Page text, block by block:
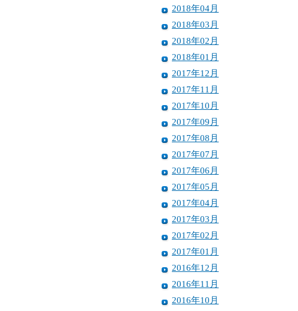
2018年04月
2018年03月
2018年02月
2018年01月
2017年12月
2017年11月
2017年10月
2017年09月
2017年08月
2017年07月
2017年06月
2017年05月
2017年04月
2017年03月
2017年02月
2017年01月
2016年12月
2016年11月
2016年10月